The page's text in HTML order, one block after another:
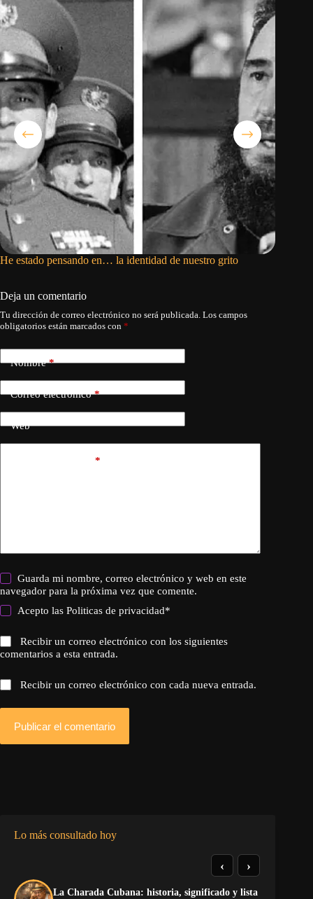
He estado pensando en… la identidad de nuestro grito
Deja un comentario
Tu dirección de correo electrónico no será publicada. Los campos
obligatorios están marcados con *
Nombre*
Correo electrónico*
Web
*
Guarda mi nombre, correo electrónico y web en este
navegador para la próxima vez que comente.
Acepto lasPoliticas de privacidad*
Recibir un correo electrónico con los siguientes
comentarios a esta entrada.
Recibir un correo electrónico con cada nueva entrada.
Publicar el comentario
Lo más consultado hoy
La Charada Cubana: historia, significado y lista
‹ ›